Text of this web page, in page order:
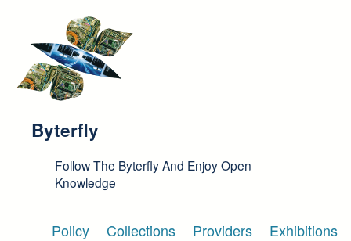
Byterfly
Follow The Byterfly And Enjoy Open
Knowledge
Policy Collections Providers Exhibitions